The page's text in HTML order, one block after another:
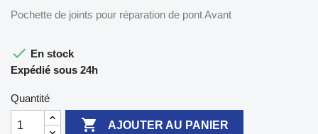
Pochette de joints pour réparation de pont Avant
 En stock
Expédié sous 24h
Quantité
 AJOUTER AU PANIER